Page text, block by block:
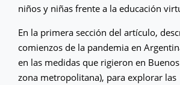
niños y niñas frente a la educación
En la primera sección del artículo,
comienzos de la pandemia en
en las medidas que rigieron en
zona metropolitana), para explorar las